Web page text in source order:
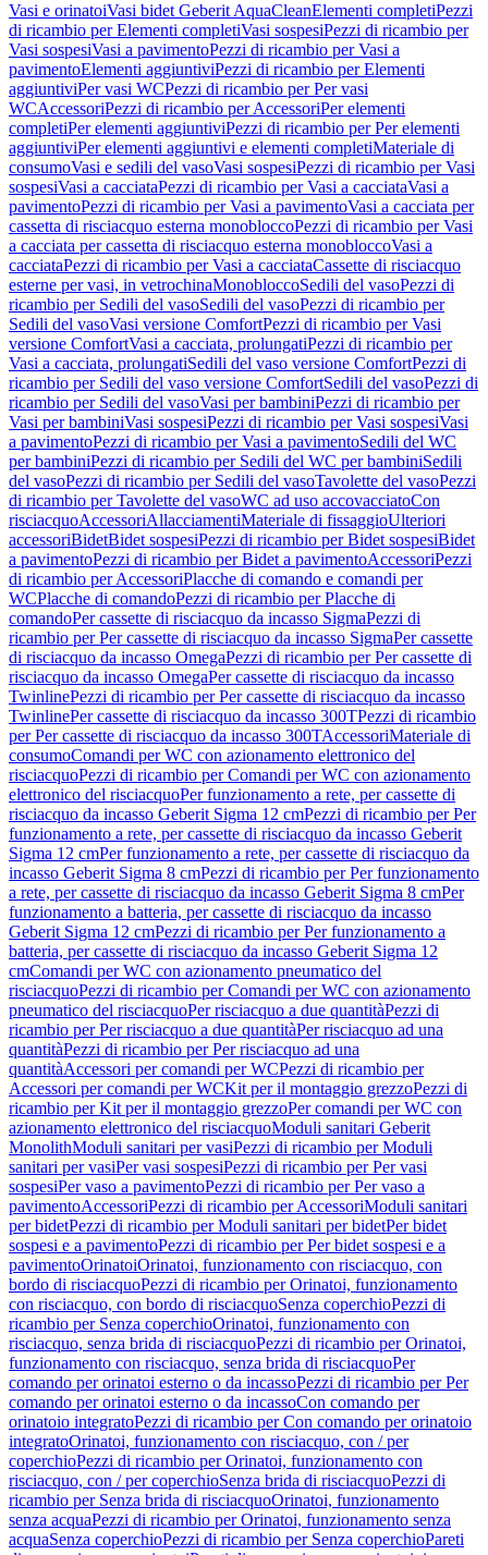
Vasi e orinatoiVasi bidet Geberit AquaCleanElementi completiPezzi
di ricambio per Elementi completiVasi sospesiPezzi di ricambio per
Vasi sospesiVasi a pavimentoPezzi di ricambio per Vasi a
pavimentoElementi aggiuntiviPezzi di ricambio per Elementi
aggiuntiviPer vasi WCPezzi di ricambio per Per vasi
WCAccessoriPezzi di ricambio per AccessoriPer elementi
completiPer elementi aggiuntiviPezzi di ricambio per Per elementi
aggiuntiviPer elementi aggiuntivi e elementi completiMateriale di
consumoVasi e sedili del vasoVasi sospesiPezzi di ricambio per Vasi
sospesiVasi a cacciataPezzi di ricambio per Vasi a cacciataVasi a
pavimentoPezzi di ricambio per Vasi a pavimentoVasi a cacciata per
cassetta di risciacquo esterna monobloccoPezzi di ricambio per Vasi
a cacciata per cassetta di risciacquo esterna monobloccoVasi a
cacciataPezzi di ricambio per Vasi a cacciataCassette di risciacquo
esterne per vasi, in vetrochinaMonobloccoSedili del vasoPezzi di
ricambio per Sedili del vasoSedili del vasoPezzi di ricambio per
Sedili del vasoVasi versione ComfortPezzi di ricambio per Vasi
versione ComfortVasi a cacciata, prolungatiPezzi di ricambio per
Vasi a cacciata, prolungatiSedili del vaso versione ComfortPezzi di
ricambio per Sedili del vaso versione ComfortSedili del vasoPezzi di
ricambio per Sedili del vasoVasi per bambiniPezzi di ricambio per
Vasi per bambiniVasi sospesiPezzi di ricambio per Vasi sospesiVasi
a pavimentoPezzi di ricambio per Vasi a pavimentoSedili del WC
per bambiniPezzi di ricambio per Sedili del WC per bambiniSedili
del vasoPezzi di ricambio per Sedili del vasoTavolette del vasoPezzi
di ricambio per Tavolette del vasoWC ad uso accovacciatoCon
risciacquoAccessoriAllacciamentiMateriale di fissaggioUlteriori
accessoriBidetBidet sospesiPezzi di ricambio per Bidet sospesiBidet
a pavimentoPezzi di ricambio per Bidet a pavimentoAccessoriPezzi
di ricambio per AccessoriPlacche di comando e comandi per
WCPlacche di comandoPezzi di ricambio per Placche di
comandoPer cassette di risciacquo da incasso SigmaPezzi di
ricambio per Per cassette di risciacquo da incasso SigmaPer cassette
di risciacquo da incasso OmegaPezzi di ricambio per Per cassette di
risciacquo da incasso OmegaPer cassette di risciacquo da incasso
TwinlinePezzi di ricambio per Per cassette di risciacquo da incasso
TwinlinePer cassette di risciacquo da incasso 300TPezzi di ricambio
per Per cassette di risciacquo da incasso 300TAccessoriMateriale di
consumoComandi per WC con azionamento elettronico del
risciacquoPezzi di ricambio per Comandi per WC con azionamento
elettronico del risciacquoPer funzionamento a rete, per cassette di
risciacquo da incasso Geberit Sigma 12 cmPezzi di ricambio per Per
funzionamento a rete, per cassette di risciacquo da incasso Geberit
Sigma 12 cmPer funzionamento a rete, per cassette di risciacquo da
incasso Geberit Sigma 8 cmPezzi di ricambio per Per funzionamento
a rete, per cassette di risciacquo da incasso Geberit Sigma 8 cmPer
funzionamento a batteria, per cassette di risciacquo da incasso
Geberit Sigma 12 cmPezzi di ricambio per Per funzionamento a
batteria, per cassette di risciacquo da incasso Geberit Sigma 12
cmComandi per WC con azionamento pneumatico del
risciacquoPezzi di ricambio per Comandi per WC con azionamento
pneumatico del risciacquoPer risciacquo a due quantitàPezzi di
ricambio per Per risciacquo a due quantitàPer risciacquo ad una
quantitàPezzi di ricambio per Per risciacquo ad una
quantitàAccessori per comandi per WCPezzi di ricambio per
Accessori per comandi per WCKit per il montaggio grezzoPezzi di
ricambio per Kit per il montaggio grezzoPer comandi per WC con
azionamento elettronico del risciacquoModuli sanitari Geberit
MonolithModuli sanitari per vasiPezzi di ricambio per Moduli
sanitari per vasiPer vasi sospesiPezzi di ricambio per Per vasi
sospesiPer vaso a pavimentoPezzi di ricambio per Per vaso a
pavimentoAccessoriPezzi di ricambio per AccessoriModuli sanitari
per bidetPezzi di ricambio per Moduli sanitari per bidetPer bidet
sospesi e a pavimentoPezzi di ricambio per Per bidet sospesi e a
pavimentoOrinatoiOrinatoi, funzionamento con risciacquo, con
bordo di risciacquoPezzi di ricambio per Orinatoi, funzionamento
con risciacquo, con bordo di risciacquoSenza coperchioPezzi di
ricambio per Senza coperchioOrinatoi, funzionamento con
risciacquo, senza brida di risciacquoPezzi di ricambio per Orinatoi,
funzionamento con risciacquo, senza brida di risciacquoPer
comando per orinatoi esterno o da incassoPezzi di ricambio per Per
comando per orinatoi esterno o da incassoCon comando per
orinatoio integratoPezzi di ricambio per Con comando per orinatoio
integratoOrinatoi, funzionamento con risciacquo, con / per
coperchioPezzi di ricambio per Orinatoi, funzionamento con
risciacquo, con / per coperchioSenza brida di risciacquoPezzi di
ricambio per Senza brida di risciacquoOrinatoi, funzionamento
senza acquaPezzi di ricambio per Orinatoi, funzionamento senza
acquaSenza coperchioPezzi di ricambio per Senza coperchioPareti